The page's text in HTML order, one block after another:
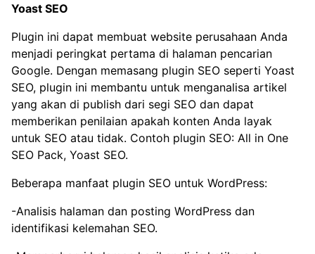
Yoast SEO
Plugin ini dapat membuat website perusahaan Anda
menjadi peringkat pertama di halaman pencarian
Google. Dengan memasang plugin SEO seperti Yoast
SEO, plugin ini membantu untuk menganalisa artikel
yang akan di publish dari segi SEO dan dapat
memberikan penilaian apakah konten Anda layak
untuk SEO atau tidak. Contoh plugin SEO: All in One
SEO Pack, Yoast SEO.
Beberapa manfaat plugin SEO untuk WordPress:
-Analisis halaman dan posting WordPress dan
identifikasi kelemahan SEO.